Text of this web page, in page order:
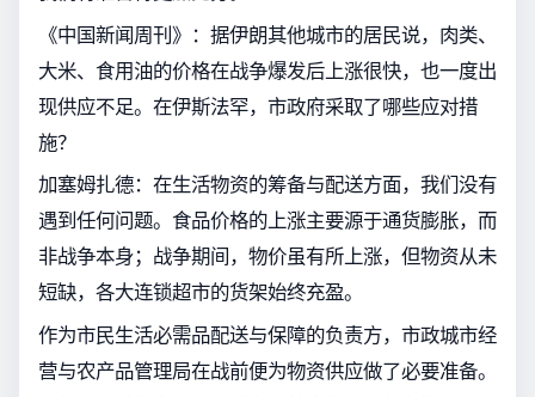
《中国新闻周刊》：据伊朗其他城市的居民说，肉类、
大米、食用油的价格在战争爆发后上涨很快，也一度出
现供应不足。在伊斯法罕，市政府采取了哪些应对措
施？
加塞姆扎德：在生活物资的筹备与配送方面，我们没有
遇到任何问题。食品价格的上涨主要源于通货膨胀，而
非战争本身；战争期间，物价虽有所上涨，但物资从未
短缺，各大连锁超市的货架始终充盈。
作为市民生活必需品配送与保障的负责方，市政城市经
营与农产品管理局在战前便为物资供应做了必要准备。